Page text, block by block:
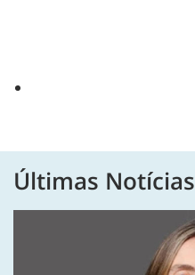
Últimas Notícias